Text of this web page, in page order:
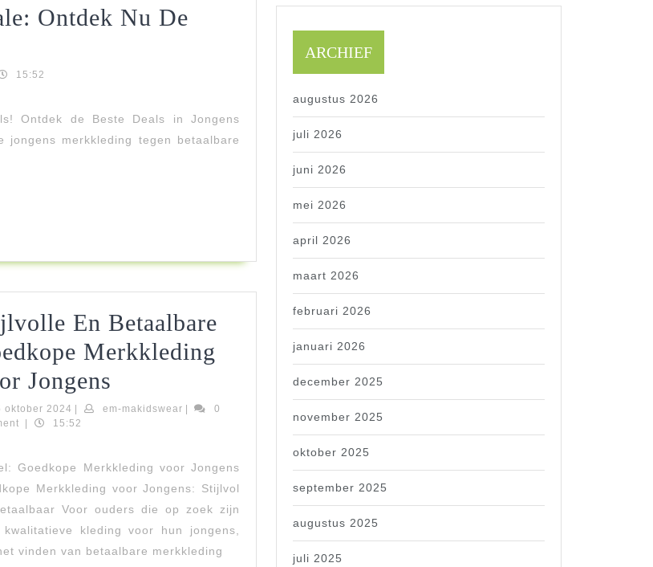
Ontdek Nu De
15:52
Ontdek de Beste Deals in Jongens
merkkleding tegen betaalbare
En Betaalbare
Merkkleding
Jongens
En
Goedkope
Merkkleding
Voor
Jongens
oktober 2024 15
oktober
| em-makidswearem-
|
0
| 15:52
Goedkope Merkkleding voor Jongens
Merkkleding voor Jongens: Stijlvol
Voor ouders die op zoek zijn
kwalitatieve kleding voor hun jongens,
vinden van betaalbare merkkleding
ARCHIEF
augustus 2026
juli 2026
juni 2026
mei 2026
april 2026
maart 2026
februari 2026
januari 2026
december 2025
november 2025
oktober 2025
september 2025
augustus 2025
juli 2025